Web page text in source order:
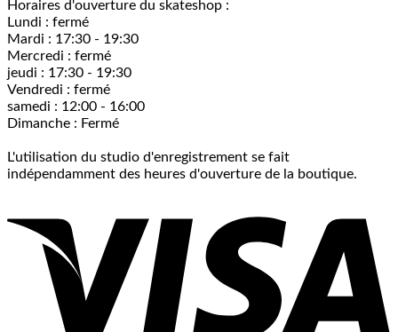
Horaires d'ouverture du skateshop :
Lundi : fermé
Mardi : 17:30 - 19:30
Mercredi : fermé
jeudi : 17:30 - 19:30
Vendredi : fermé
samedi : 12:00 - 16:00
Dimanche : Fermé
L'utilisation du studio d'enregistrement se fait
indépendamment des heures d'ouverture de la boutique.